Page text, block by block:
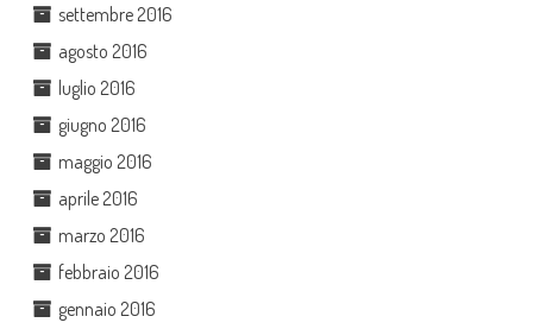
settembre 2016
agosto 2016
luglio 2016
giugno 2016
maggio 2016
aprile 2016
marzo 2016
febbraio 2016
gennaio 2016